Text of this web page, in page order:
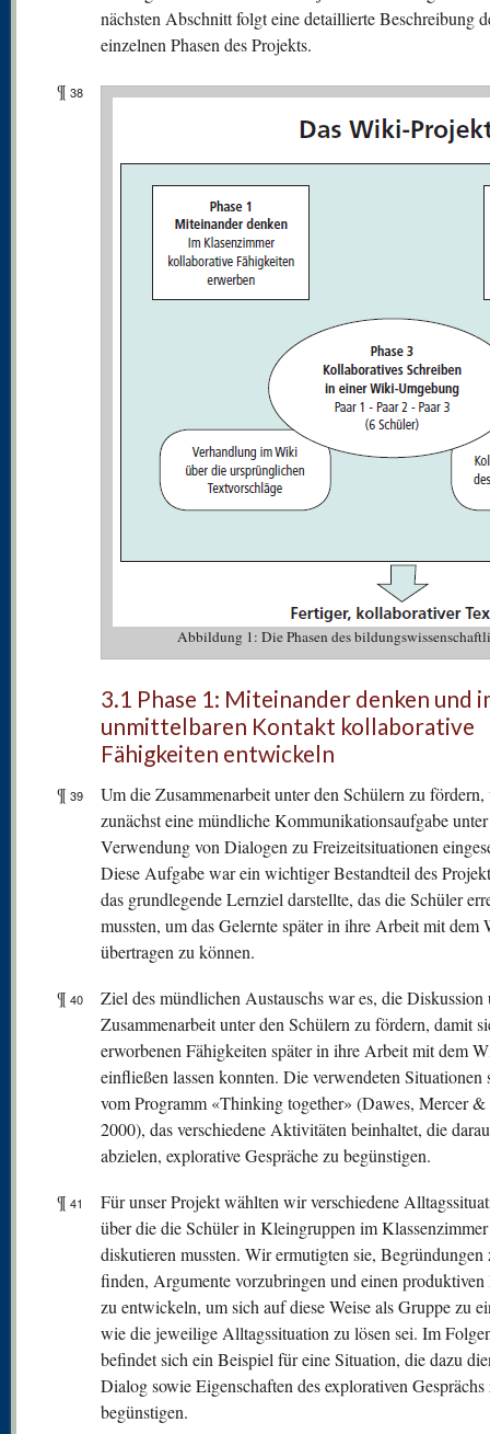
nächsten Abschnitt folgt eine detaillierte Beschreibung
einzelnen Phasen des Projekts.
¶ 38
Abbildung 1: Die Phasen des
3.1 Phase 1: Miteinander denken und
unmittelbaren Kontakt kollaborative
Fähigkeiten entwickeln
¶ 39
Um die Zusammenarbeit unter den Schülern zu
zunächst eine mündliche Kommunikationsaufgabe unter
Verwendung von Dialogen zu Freizeitsituationen
Diese Aufgabe war ein wichtiger Bestandteil des
das grundlegende Lernziel darstellte, das die Schüler
mussten, um das Gelernte später in ihre Arbeit mit dem
übertragen zu können.
¶ 40
Ziel des mündlichen Austauschs war es, die Diskussion
Zusammenarbeit unter den Schülern zu fördern, damit
erworbenen Fähigkeiten später in ihre Arbeit mit dem
einfließen lassen konnten. Die verwendeten Situationen
vom Programm «Thinking together» (Dawes, Mercer
2000), das verschiedene Aktivitäten beinhaltet, die
abzielen, explorative Gespräche zu begünstigen.
¶ 41
Für unser Projekt wählten wir verschiedene
über die die Schüler in Kleingruppen im Klassenzimmer
diskutieren mussten. Wir ermutigten sie, Begründungen
finden, Argumente vorzubringen und einen
zu entwickeln, um sich auf diese Weise als Gruppe zu
wie die jeweilige Alltagssituation zu lösen sei. Im
befindet sich ein Beispiel für eine Situation, die dazu
Dialog sowie Eigenschaften des explorativen Gesprächs
begünstigen.